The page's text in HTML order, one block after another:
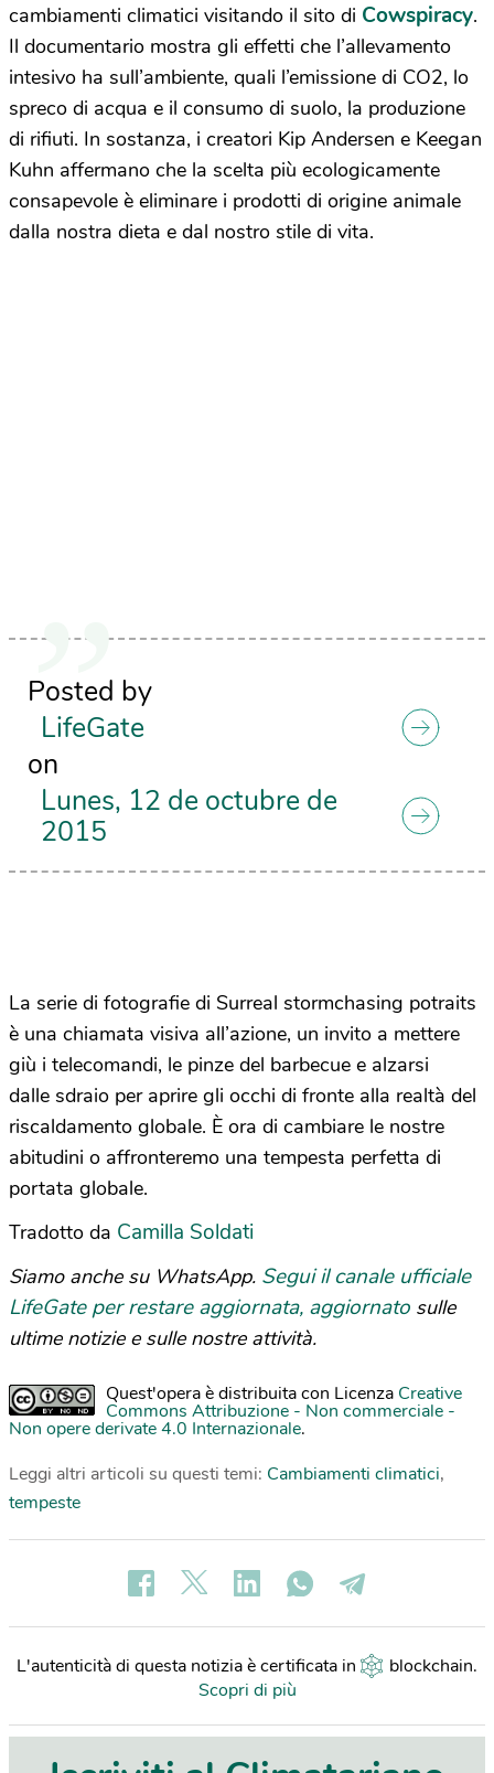
cambiamenti climatici visitando il sito di Cowspiracy.
Il documentario mostra gli effetti che l’allevamento
intesivo ha sull’ambiente, quali l’emissione di CO2, lo
spreco di acqua e il consumo di suolo, la produzione
di rifiuti. In sostanza, i creatori Kip Andersen e Keegan
Kuhn affermano che la scelta più ecologicamente
consapevole è eliminare i prodotti di origine animale
dalla nostra dieta e dal nostro stile di vita.
Posted by
LifeGate
on
Lunes, 12 de octubre de
2015
La serie di fotografie di Surreal stormchasing potraits
è una chiamata visiva all’azione, un invito a mettere
giù i telecomandi, le pinze del barbecue e alzarsi
dalle sdraio per aprire gli occhi di fronte alla realtà del
riscaldamento globale. È ora di cambiare le nostre
abitudini o affronteremo una tempesta perfetta di
portata globale.
Tradotto da Camilla Soldati
Siamo anche su WhatsApp. Segui il canale ufficiale
LifeGate per restare aggiornata, aggiornato sulle
ultime notizie e sulle nostre attività.
Quest'opera è distribuita con Licenza Creative
Commons Attribuzione - Non commerciale -
Non opere derivate 4.0 Internazionale.
Leggi altri articoli su questi temi: Cambiamenti climatici,
tempeste
L'autenticità di questa notizia è certificata in blockchain.
Scopri di più